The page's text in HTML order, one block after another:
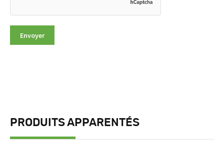
PRODUITS APPARENTÉS